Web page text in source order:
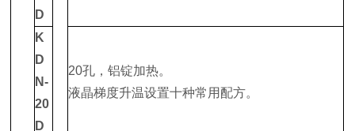
D
K
D
N-
20
D
20孔，铝锭加热。
液晶梯度升温设置十种常用配方。